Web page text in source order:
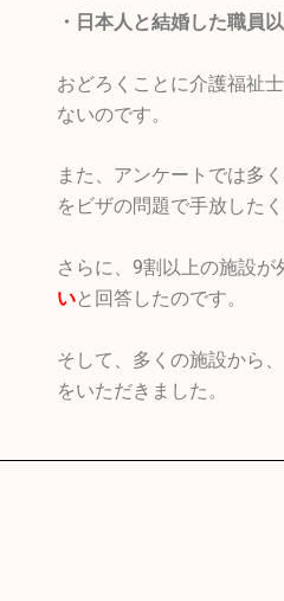
・日本人と結婚した職員
おどろくことに介護福祉
ないのです。
また、アンケートでは多
をビザの問題で手放した
さらに、9割以上の施設が
いと回答したのです。
そして、多くの施設から
をいただきました。